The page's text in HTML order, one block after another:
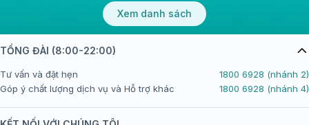
Xem danh sách
TỔNG ĐÀI (8:00-22:00)
Tư vấn và đặt hẹn
1800 6928 (nhánh 2)
Góp ý chất lượng dịch vụ và Hỗ trợ khác
1800 6928 (nhánh 4)